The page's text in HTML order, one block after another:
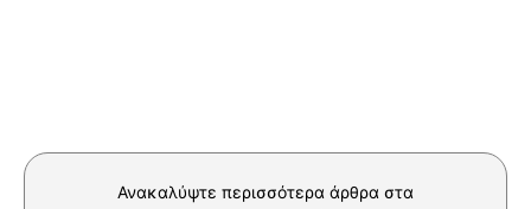
Ανακαλύψτε περισσότερα άρθρα στα